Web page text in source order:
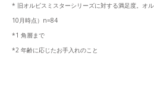
* 旧オルビスミスターシリーズに対する満足度。オ
10月時点）n=84
*1 角層まで
*2 年齢に応じたお手入れのこと